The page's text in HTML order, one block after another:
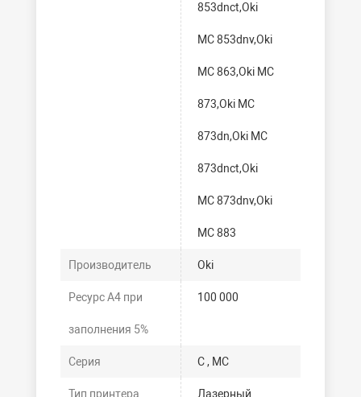
853dnct,Oki
MC 853dnv,Oki
MC 863,Oki MC
873,Oki MC
873dn,Oki MC
873dnct,Oki
MC 873dnv,Oki
MC 883
Производитель Oki
Ресурс А4 при
заполнения 5%
100 000
Серия C , MC
Тип принтера Лазерный